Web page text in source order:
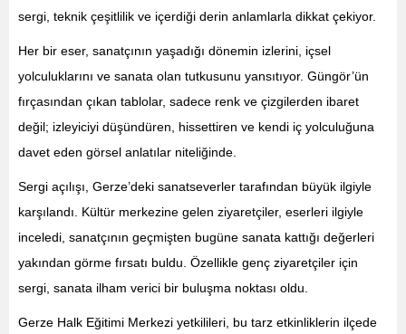
sergi, teknik çeşitlilik ve içerdiği derin anlamlarla dikkat çekiyor.
Her bir eser, sanatçının yaşadığı dönemin izlerini, içsel
yolculuklarını ve sanata olan tutkusunu yansıtıyor. Güngör’ün
fırçasından çıkan tablolar, sadece renk ve çizgilerden ibaret
değil; izleyiciyi düşündüren, hissettiren ve kendi iç yolculuğuna
davet eden görsel anlatılar niteliğinde.
Sergi açılışı, Gerze’deki sanatseverler tarafından büyük ilgiyle
karşılandı. Kültür merkezine gelen ziyaretçiler, eserleri ilgiyle
inceledi, sanatçının geçmişten bugüne sanata kattığı değerleri
yakından görme fırsatı buldu. Özellikle genç ziyaretçiler için
sergi, sanata ilham verici bir buluşma noktası oldu.
Gerze Halk Eğitimi Merkezi yetkilileri, bu tarz etkinliklerin ilçede